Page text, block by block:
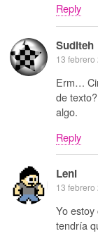
Reply
Suditeh
13 febrero
Erm…
de
algo.
Reply
Leni
13 febrero
Yo
tendría